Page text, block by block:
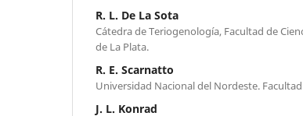
R. L. De La Sota
Cátedra de Teriogenología, Facultad de
de La Plata.
R. E. Scarnatto
Universidad Nacional del Nordeste.
J. L. Konrad